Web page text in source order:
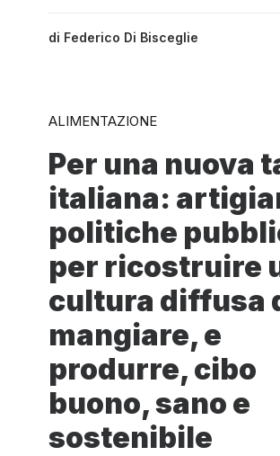
di Federico Di Bisceglie
ALIMENTAZIONE
Per una nuova
italiana:
politiche
per ricostruire
cultura diffusa
mangiare, e
produrre, cibo
buono, sano e
sostenibile